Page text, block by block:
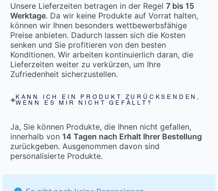
Unsere Lieferzeiten betragen in der Regel 7 bis 15
Werktage. Da wir keine Produkte auf Vorrat halten,
können wir Ihnen besonders wettbewerbsfähige
Preise anbieten. Dadurch lassen sich die Kosten
senken und Sie profitieren von den besten
Konditionen. Wir arbeiten kontinuierlich daran, die
Lieferzeiten weiter zu verkürzen, um Ihre
Zufriedenheit sicherzustellen.
KANN ICH EIN PRODUKT ZURÜCKSENDEN,
WENN ES MIR NICHT GEFÄLLT?
Ja, Sie können Produkte, die Ihnen nicht gefallen,
innerhalb von 14 Tagen nach Erhalt Ihrer Bestellung
zurückgeben. Ausgenommen davon sind
personalisierte Produkte.